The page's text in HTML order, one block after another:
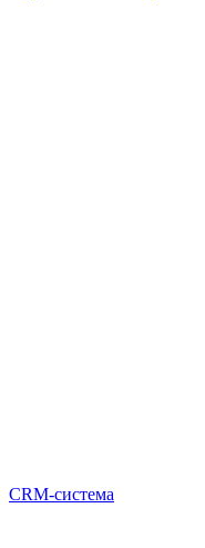
CRM-система